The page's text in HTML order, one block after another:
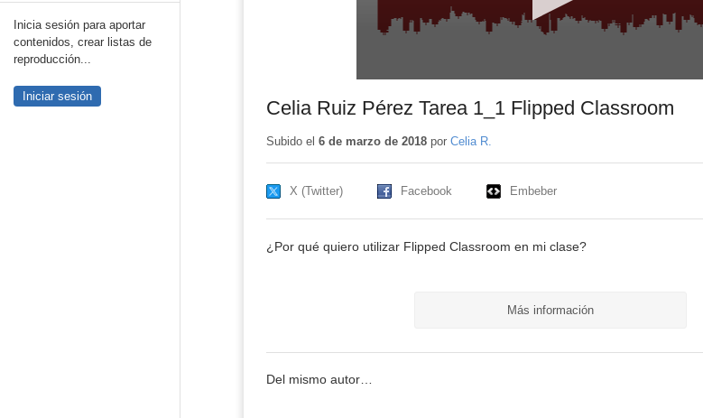
Inicia sesión para aportar
contenidos, crear listas de
reproducción...
Iniciar sesión
Celia Ruiz Pérez Tarea 1_1 Flipped Classroom
Subido el 6 de marzo de 2018por Celia R.
X (Twitter) Facebook Embeber
¿Por qué quiero utilizar Flipped Classroom en mi clase?
Más información
Del mismo autor…